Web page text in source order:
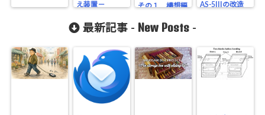
え装置－
その１ 構想編
AS-5IIIの改造
最新記事 - New Posts -